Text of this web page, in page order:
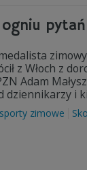
z Włoch z
Adam
dziennikarzy i
sporty zimowe